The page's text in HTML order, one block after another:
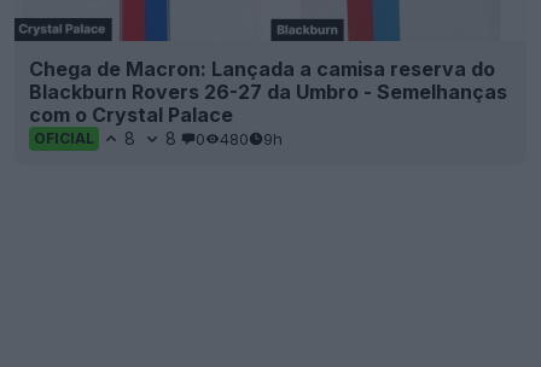
Chega de Macron: Lançada a camisa reserva do
Blackburn Rovers 26-27 da Umbro - Semelhanças
com o Crystal Palace
OFICIAL 8 8 0 480 9h